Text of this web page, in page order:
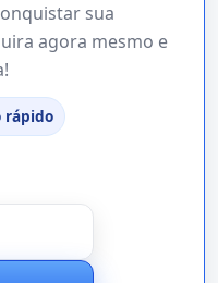
sua
agora mesmo e
rápido